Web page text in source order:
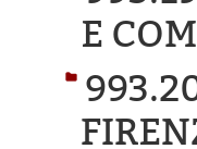
E